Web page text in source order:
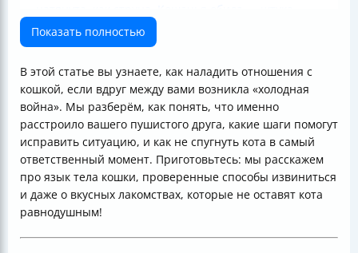
серьёзная. Как же распутать клубок недоразумений и
вернуть коту настроение? Именно этот вопрос
Что могло расстроить кота?
Когда и как подойти — секреты успеха
Примеры извинений для вашего кота
Как понять, что кошка готова к примирению?
Что делать, если кот всё ещё не хочет прощать?
Пример идеального извинения
Итог
Полезные ссылки
Показать полностью
В этой статье вы узнаете, как наладить отношения с
кошкой, если вдруг между вами возникла «холодная
война». Мы разберём, как понять, что именно
расстроило вашего пушистого друга, какие шаги помогут
исправить ситуацию, и как не спугнуть кота в самый
ответственный момент. Приготовьтесь: мы расскажем
про язык тела кошки, проверенные способы извиниться
и даже о вкусных лакомствах, которые не оставят кота
равнодушным!